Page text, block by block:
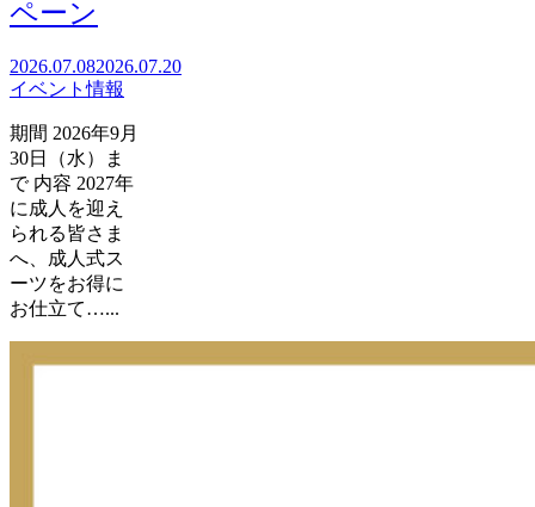
ペーン
2026.07.082026.07.20
イベント情報
期間 2026年9月
30日（水）ま
で 内容 2027年
に成人を迎え
られる皆さま
へ、成人式ス
ーツをお得に
お仕立て…...